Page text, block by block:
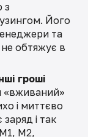
з
Його
та
обтяжує в
гроші
«вживаний»
і миттєво
і так
M2,